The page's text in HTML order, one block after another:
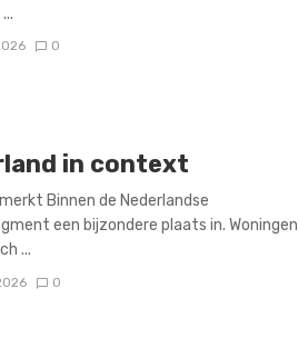
0
in context
Binnen de Nederlandse
een bijzondere plaats in. Woningen
...
0